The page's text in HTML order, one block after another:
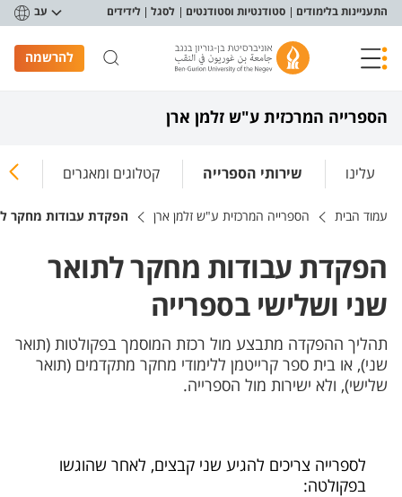
תפריט נגישות
התעניינות בלימודים סטודנטיות וסטודנטים לסגל לידידים עב
להרשמה
הספרייה המרכזית ע"ש זלמן ארן
עלינו שירותי הספרייה קטלוגים ומאגרים
עמוד הבית הספרייה המרכזית ע"ש זלמן ארן הפקדת עבודות מחקר
הפקדת עבודות מחקר לתואר
שני ושלישי בספרייה
תהליך ההפקדה מתבצע מול רכזת המוסמך בפקולטות (תואר
שני), או בית ספר קרייטמן ללימודי מחקר מתקדמים (תואר
שלישי), ולא ישירות מול הספרייה.
לספרייה צריכים להגיע שני קבצים, לאחר שהוגשו
בפקולטה: